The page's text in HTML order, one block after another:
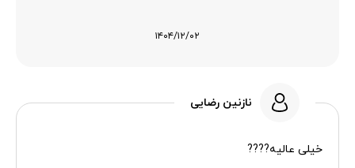
۱۴۰۴/۱۲/۰۲
نازنین رضایی
خیلی عالیه????